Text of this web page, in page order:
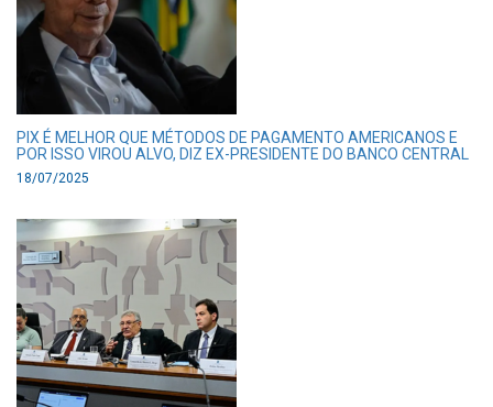
PIX É MELHOR QUE MÉTODOS DE PAGAMENTO AMERICANOS E
POR ISSO VIROU ALVO, DIZ EX-PRESIDENTE DO BANCO CENTRAL
18/07/2025